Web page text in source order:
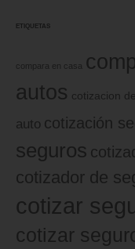
ETIQUETAS
compara en casa
autos cotizacion
auto cotización
seguros
cotizador de
cotizar
cotizar